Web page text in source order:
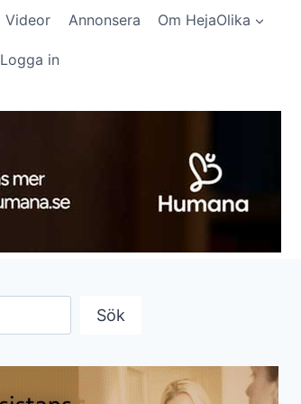
Videor Annonsera Om HejaOlika
Logga in
Sök